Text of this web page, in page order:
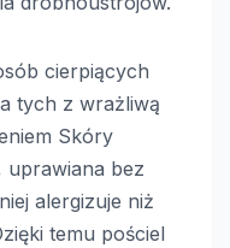
cierpiących
tych z wrażliwą
Skóry
uprawiana bez
alergizuje niż
temu pościel